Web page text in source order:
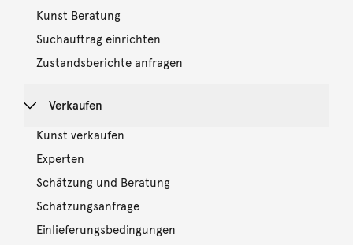
Kunst Beratung
Suchauftrag einrichten
Zustandsberichte anfragen
Verkaufen
Kunst verkaufen
Experten
Schätzung und Beratung
Schätzungsanfrage
Einlieferungsbedingungen